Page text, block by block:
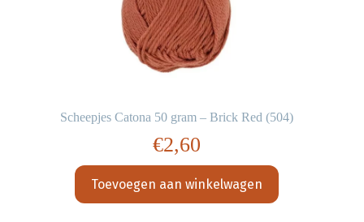
Scheepjes Catona 50 gram – Brick Red (504)
€2,60
Toevoegen aan winkelwagen